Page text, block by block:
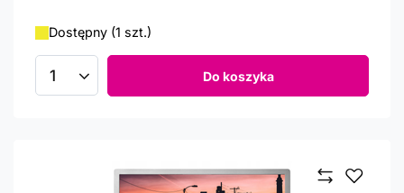
Dostępny (1 szt.)
Ilość produktów Do koszyka